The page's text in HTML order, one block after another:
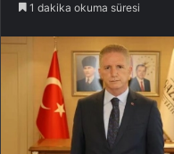
1 dakika okuma süresi